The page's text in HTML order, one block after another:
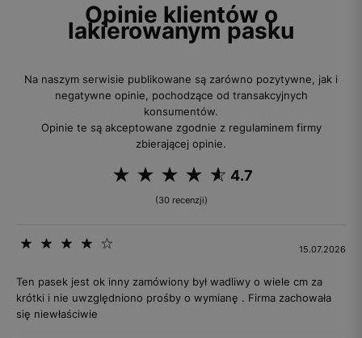
Opinie klientów o
lakierowanym pasku
Na naszym serwisie publikowane są zarówno pozytywne, jak i
negatywne opinie, pochodzące od transakcyjnych
konsumentów.
Opinie te są akceptowane zgodnie z regulaminem firmy
zbierającej opinie.
4.7
(30 recenzji)
15.07.2026
Ten pasek jest ok inny zamówiony był wadliwy o wiele cm za
krótki i nie uwzględniono prośby o wymianę . Firma zachowała
się niewłaściwie